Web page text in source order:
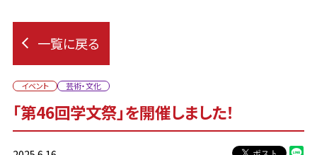
一覧に戻る
イベント 芸術・文化
「第46回学文祭」を開催しました！